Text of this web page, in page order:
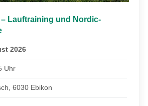
Lauftraining und Nordic-
2026
Uhr
6030 Ebikon